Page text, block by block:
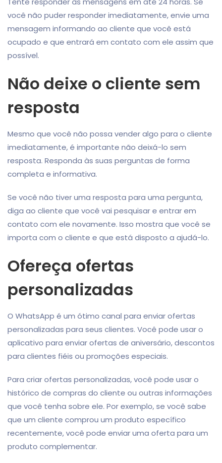
você não puder responder imediatamente, envie uma
mensagem informando ao cliente que você está
ocupado e que entrará em contato com ele assim que
possível.
Não deixe o cliente sem
resposta
Mesmo que você não possa vender algo para o cliente
imediatamente, é importante não deixá-lo sem
resposta. Responda às suas perguntas de forma
completa e informativa.
Se você não tiver uma resposta para uma pergunta,
diga ao cliente que você vai pesquisar e entrar em
contato com ele novamente. Isso mostra que você se
importa com o cliente e que está disposto a ajudá-lo.
Ofereça ofertas
personalizadas
O WhatsApp é um ótimo canal para enviar ofertas
personalizadas para seus clientes. Você pode usar o
aplicativo para enviar ofertas de aniversário, descontos
para clientes fiéis ou promoções especiais.
Para criar ofertas personalizadas, você pode usar o
histórico de compras do cliente ou outras informações
que você tenha sobre ele. Por exemplo, se você sabe
que um cliente comprou um produto específico
recentemente, você pode enviar uma oferta para um
produto complementar.